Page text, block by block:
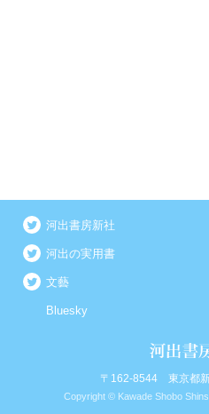
河出書房新社
河出の実用書
文藝
Bluesky
〒162-8544 東京都
Copyright © Kawade Shobo